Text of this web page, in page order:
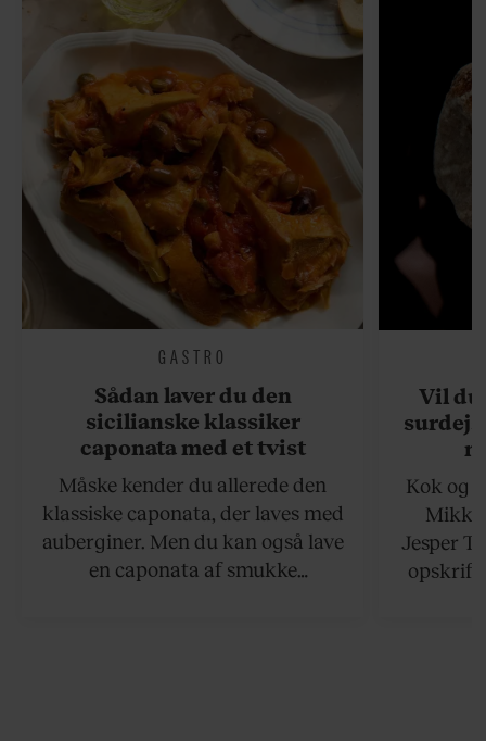
GASTRO
Sådan laver du den
sicilianske klassiker
caponata med et tvist
Måske kender du allerede den
klassiske caponata, der laves med
auberginer. Men du kan også lave
en caponata af smukke
Vil du
Kok og
Jesper
opskrift